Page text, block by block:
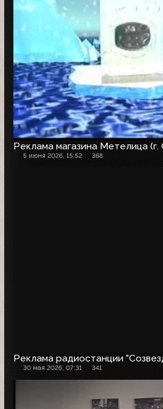
Реклама магазина Метелица
5 июня 2026, 15:52 368
Реклама радиостанции
30 мая 2026, 07:31 341